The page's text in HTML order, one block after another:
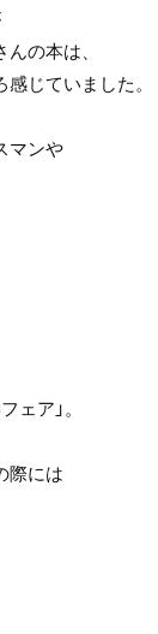
の本は、
じていました。
マンや
ア」。
際には